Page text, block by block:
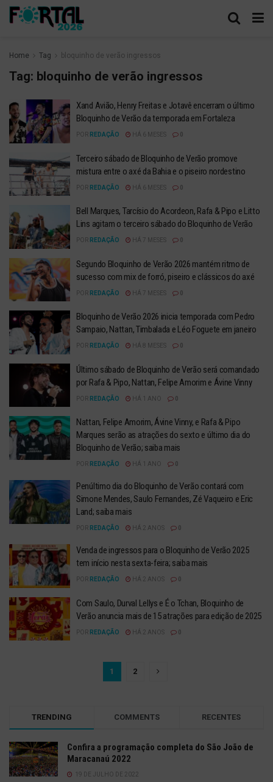
Home Tag bloquinho de verão ingressos
Tag: bloquinho de verão ingressos
Xand Avião, Henry Freitas e Jotavê encerram o último
Bloquinho de Verão da temporada em Fortaleza
POR REDAÇÃO HÁ 6 MESES
Terceiro sábado de Bloquinho de Verão promove
mistura entre o axé da Bahia e o piseiro nordestino
POR REDAÇÃO HÁ 6 MESES
Bell Marques, Tarcísio do Acordeon, Rafa & Pipo e Litto
Lins agitam o terceiro sábado do Bloquinho de Verão
POR REDAÇÃO HÁ 7 MESES
Segundo Bloquinho de Verão 2026 mantém ritmo de
sucesso com mix de forró, piseiro e clássicos do axé
POR REDAÇÃO HÁ 7 MESES
Bloquinho de Verão 2026 inicia temporada com Pedro
Sampaio, Nattan, Timbalada e Léo Foguete em janeiro
POR REDAÇÃO HÁ 8 MESES
Último sábado de Bloquinho de Verão será comandado
por Rafa & Pipo, Nattan, Felipe Amorim e Ávine Vinny
POR REDAÇÃO HÁ 1 ANO
Nattan, Felipe Amorim, Ávine Vinny, e Rafa & Pipo
Marques serão as atrações do sexto e último dia do
Bloquinho de Verão; saiba mais
POR REDAÇÃO HÁ 1 ANO
Penúltimo dia do Bloquinho de Verão contará com
Simone Mendes, Saulo Fernandes, Zé Vaqueiro e Eric
Land; saiba mais
POR REDAÇÃO HÁ 2 ANOS
Venda de ingressos para o Bloquinho de Verão 2025
tem início nesta sexta-feira; saiba mais
POR REDAÇÃO HÁ 2 ANOS
Com Saulo, Durval Lellys e É o Tchan, Bloquinho de
Verão anuncia mais de 15 atrações para edição de 2025
POR REDAÇÃO HÁ 2 ANOS
1 2
TRENDING COMMENTS RECENTES
Confira a programação completa do São João de
Maracanaú 2022
19 DE JULHO DE 2022